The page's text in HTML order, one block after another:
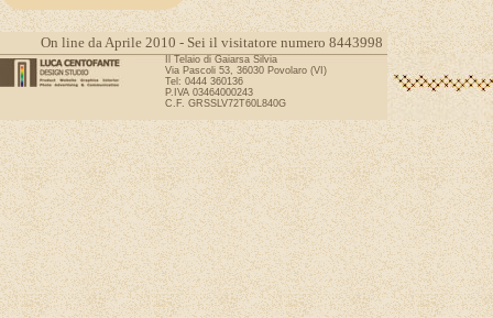
On line da Aprile 2010 - Sei il visitatore numero 8443998
Il Telaio di Gaiarsa Silvia
Via Pascoli 53, 36030 Povolaro (VI)
Tel: 0444 360136
P.IVA 03464000243
C.F. GRSSLV72T60L840G